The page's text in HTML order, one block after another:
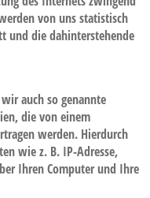
von uns statistisch
und die dahinterstehende
auch so genannte
die von einem
werden. Hierdurch
wie z. B. IP-Adresse,
Ihren Computer und Ihre